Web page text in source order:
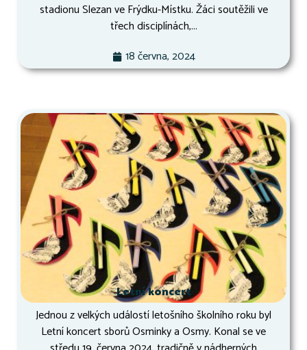
stadionu Slezan ve Frýdku-Místku. Žáci soutěžili ve
třech disciplínách,...
18 června, 2024
Letní koncert
Jednou z velkých událostí letošního školního roku byl
Letní koncert sborů Osminky a Osmy. Konal se ve